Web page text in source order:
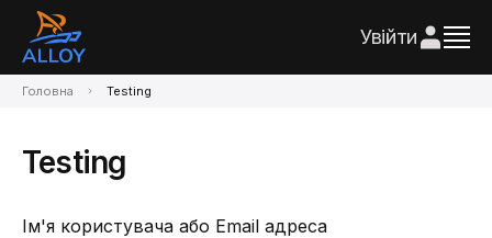
Увійти
Головна Testing
Testing
Ім'я користувача або Email адреса